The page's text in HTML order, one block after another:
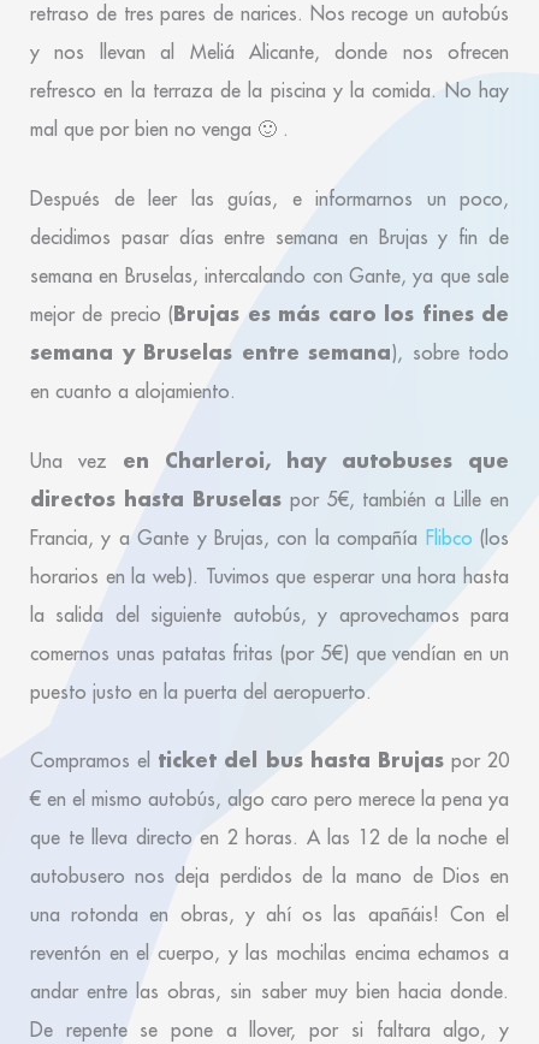
retraso de tres pares de narices. Nos recoge un autobús
y nos llevan al Meliá Alicante, donde nos ofrecen
refresco en la terraza de la piscina y la comida. No hay
mal que por bien no venga 🙂 .
Después de leer las guías, e informarnos un poco,
decidimos pasar días entre semana en Brujas y fin de
semana en Bruselas, intercalando con Gante, ya que sale
mejor de precio (Brujas es más caro los fines de
semana y Bruselas entre semana), sobre todo
en cuanto a alojamiento.
Una vez en Charleroi, hay autobuses que
directos hasta Bruselaspor 5€, también a Lille en
Francia, y a Gante y Brujas, con la compañía Flibco (los
horarios en la web). Tuvimos que esperar una hora hasta
la salida del siguiente autobús, y aprovechamos para
comernos unas patatas fritas (por 5€) que vendían en un
puesto justo en la puerta del aeropuerto.
Compramos el ticket del bus hasta Brujaspor 20
€ en el mismo autobús, algo caro pero merece la pena ya
que te lleva directo en 2 horas. A las 12 de la noche el
autobusero nos deja perdidos de la mano de Dios en
una rotonda en obras, y ahí os las apañáis! Con el
reventón en el cuerpo, y las mochilas encima echamos a
andar entre las obras, sin saber muy bien hacia donde.
De repente se pone a llover, por si faltara algo, y